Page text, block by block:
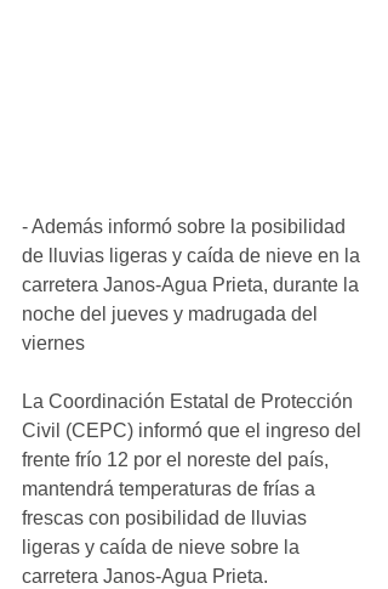
- Además informó sobre la posibilidad
de lluvias ligeras y caída de nieve en la
carretera Janos-Agua Prieta, durante la
noche del jueves y madrugada del
viernes
La Coordinación Estatal de Protección
Civil (CEPC) informó que el ingreso del
frente frío 12 por el noreste del país,
mantendrá temperaturas de frías a
frescas con posibilidad de lluvias
ligeras y caída de nieve sobre la
carretera Janos-Agua Prieta.